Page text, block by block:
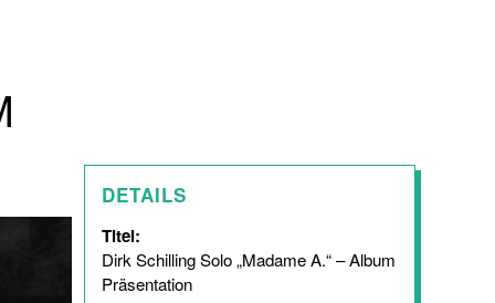
DETAILS
Titel:
Dirk Schilling Solo „Madame A.“ – Album
Präsentation